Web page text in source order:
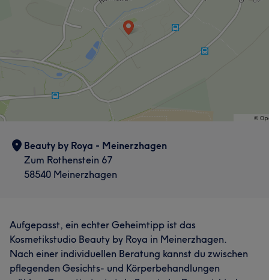
Beauty by Roya - Meinerzhagen
Zum Rothenstein 67
58540 Meinerzhagen
Aufgepasst, ein echter Geheimtipp ist das
Kosmetikstudio Beauty by Roya in Meinerzhagen.
Nach einer individuellen Beratung kannst du zwischen
pflegenden Gesichts- und Körperbehandlungen